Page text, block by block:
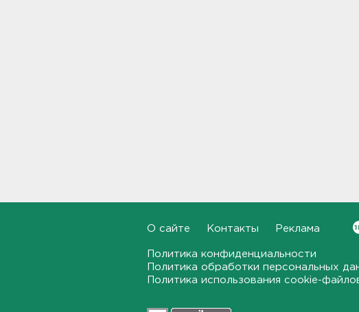
родителей с детьми - как
О сайте Контакты Реклама
Политика конфиденциальности
Политика обработки персональных
Политика использования cookie-